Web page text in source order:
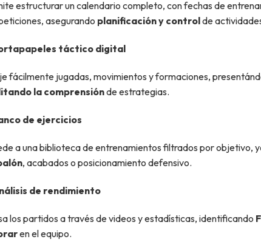
estructurar un calendario completo, con fechas de
asegurando planificación y controlde
táctico digital
fácilmente jugadas, movimientos y formaciones,
la comprensiónde estrategias.
de ejercicios
a una biblioteca de entrenamientos filtrados por objetivo,
, acabados o posicionamiento defensivo.
de rendimiento
los partidos a través de videos y estadísticas, identificando
en el equipo.